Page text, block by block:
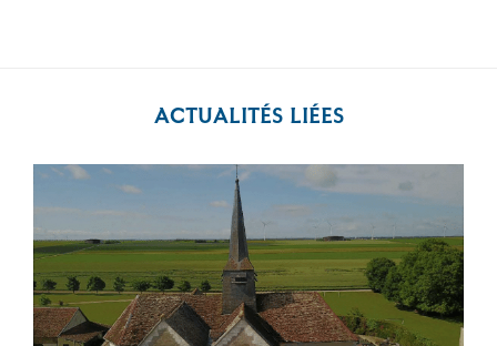
ACTUALITÉS LIÉES